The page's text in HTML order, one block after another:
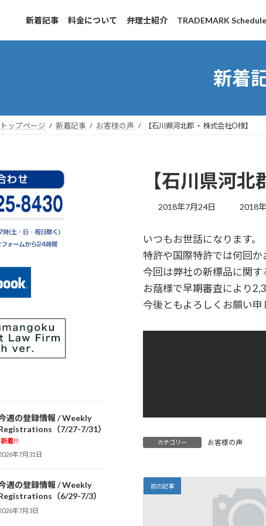
新着記事 料金について 弁理士紹介 TRADEMARK
新着
ップページ 新着記事 お客様の声 【石川県河北郡 ・ 株式会社O様】
【石川県河北
2018年7月24日
最
新
日
時
:
2018
いつもお世話になります。
特許や国際特許では何回か
今回は弊社の新標品に関す
お蔭様で早期審査により
今後ともよろしくお願い申
カテゴリー お客様の声
前の記事
週の登録情報 / Weekly
（7/27-7/31）
新着!!
年7月31日
週の登録情報 / Weekly
（6/29-7/3）
年7月3日